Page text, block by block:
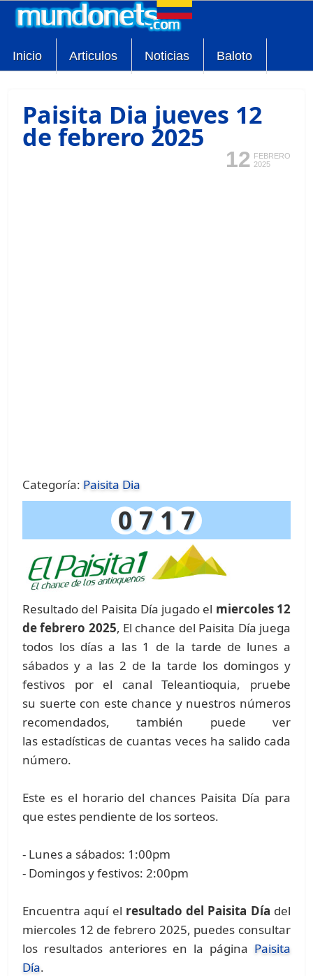
Inicio Articulos Noticias Baloto
Paisita Dia jueves 12
de febrero 2025
12 FEBRERO
2025
Categoría: Paisita Dia
0 7 1 7
Resultado del Paisita Día jugado el miercoles 12
de febrero 2025, El chance del Paisita Día juega
todos los días a las 1 de la tarde de lunes a
sábados y a las 2 de la tarde los domingos y
festivos por el canal Teleantioquia, pruebe
su suerte con este chance y nuestros números
recomendados, también puede ver
las estadísticas de cuantas veces ha salido cada
número.
Este es el horario del chances Paisita Día para
que estes pendiente de los sorteos.
- Lunes a sábados: 1:00pm
- Domingos y festivos: 2:00pm
Encuentra aquí el resultado del Paisita Día del
miercoles 12 de febrero 2025, puedes consultar
los resultados anteriores en la página Paisita
Día.